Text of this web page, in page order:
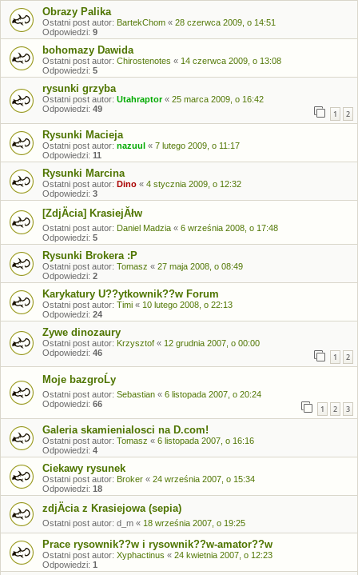
Obrazy Palika
Ostatni post autor: BartekChom « 28 czerwca 2009, o 14:51
Odpowiedzi: 9
bohomazy Dawida
Ostatni post autor: Chirostenotes « 14 czerwca 2009, o 13:08
Odpowiedzi: 5
rysunki grzyba
Ostatni post autor: Utahraptor« 25 marca 2009, o 16:42
Odpowiedzi: 49 1 2
Rysunki Macieja
Ostatni post autor: nazuul « 7 lutego 2009, o 11:17
Odpowiedzi: 11
Rysunki Marcina
Ostatni post autor: Dino « 4 stycznia 2009, o 12:32
Odpowiedzi: 3
[ZdjÄcia] KrasiejĂłw
Ostatni post autor: Daniel Madzia « 6 września 2008, o 17:48
Odpowiedzi: 5
Rysunki Brokera :P
Ostatni post autor: Tomasz « 27 maja 2008, o 08:49
Odpowiedzi: 2
Karykatury U??ytkownik??w Forum
Ostatni post autor: Timi « 10 lutego 2008, o 22:13
Odpowiedzi: 24
Zywe dinozaury
Ostatni post autor: Krzysztof « 12 grudnia 2007, o 00:00
Odpowiedzi: 46 1 2
Moje bazgroĹy
Ostatni post autor: Sebastian « 6 listopada 2007, o 20:24
Odpowiedzi: 66 1 2 3
Galeria skamienialosci na D.com!
Ostatni post autor: Tomasz « 6 listopada 2007, o 16:16
Odpowiedzi: 4
Ciekawy rysunek
Ostatni post autor: Broker « 24 września 2007, o 15:34
Odpowiedzi: 18
zdjÄcia z Krasiejowa (sepia)
Ostatni post autor: d_m « 18 września 2007, o 19:25
Prace rysownik??w i rysownik??w-amator??w
Ostatni post autor: Xyphactinus « 24 kwietnia 2007, o 12:23
Odpowiedzi: 1